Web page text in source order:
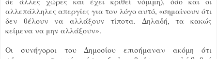
αλλεπάλληλες απεργίες για τον λόγο αυτό, «σημαίνουν ότι
δεν θέλουν να αλλάξουν τίποτα. Δηλαδή, τα κακώς
κείμενα να μην αλλάξουν».
Οι συνήγοροι του Δημοσίου επισήμαναν ακόμη ότι